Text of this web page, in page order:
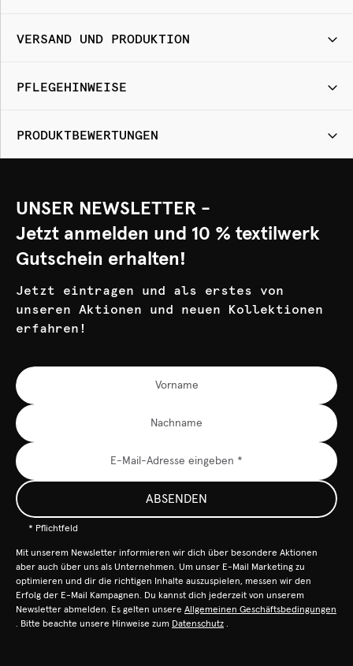
VERSAND UND PRODUKTION
PFLEGEHINWEISE
PRODUKTBEWERTUNGEN
UNSER NEWSLETTER -
Jetzt anmelden und 10 % textilwerk
Gutschein erhalten!
Jetzt eintragen und als erstes von
unseren Aktionen und neuen Kollektionen
erfahren!
ABSENDEN
* Pflichtfeld
Mit unserem Newsletter informieren wir dich über besondere Aktionen
aber auch über uns als Unternehmen. Um unser E-Mail Marketing zu
optimieren und dir die richtigen Inhalte auszuspielen, messen wir den
Erfolg der E-Mail Kampagnen. Du kannst dich jederzeit von unserem
Newsletter abmelden. Es gelten unsere Allgemeinen Geschäftsbedingungen
. Bitte beachte unsere Hinweise zum Datenschutz .